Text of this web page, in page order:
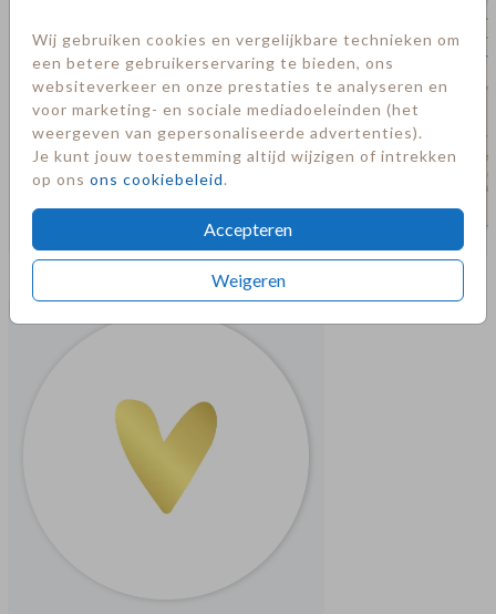
Wij gebruiken cookies en vergelijkbare technieken om
een betere gebruikerservaring te bieden, ons
websiteverkeer en onze prestaties te analyseren en
voor marketing- en sociale mediadoeleinden (het
weergeven van gepersonaliseerde advertenties).
Je kunt jouw toestemming altijd wijzigen of intrekken
op ons ons cookiebeleid.
Accepteren
Weigeren